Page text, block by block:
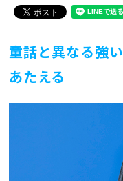
童話と異なる強
あたえる